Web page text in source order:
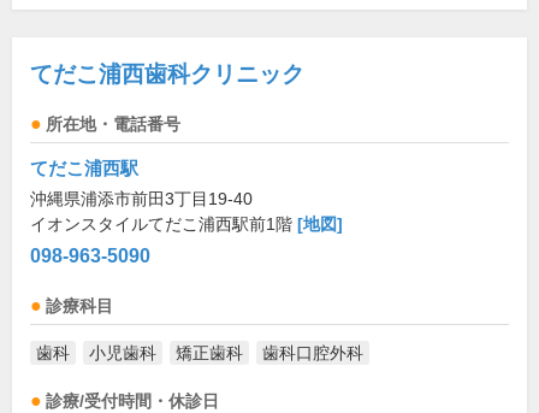
てだこ浦西歯科クリニック
所在地・電話番号
てだこ浦西駅
沖縄県浦添市前田3丁目19-40
イオンスタイルてだこ浦西駅前1階 [地図]
098-963-5090
診療科目
歯科 小児歯科 矯正歯科 歯科口腔外科
診療/受付時間・休診日